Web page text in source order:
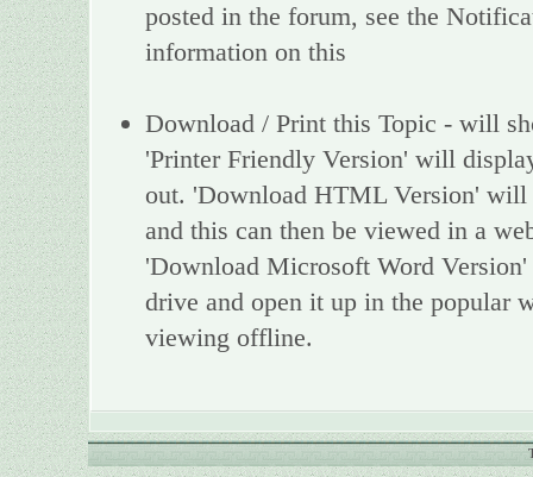
posted in the forum, see the
information on this
Download / Print this Topic - will
'Printer Friendly Version' will
out. 'Download HTML Version'
and this can then be viewed in a
'Download Microsoft Word
drive and open it up in the popular
viewing offline.